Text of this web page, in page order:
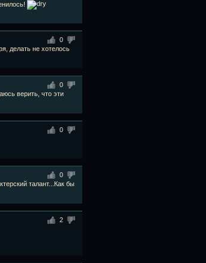
0
делать не хотелось
0
верить, что эти
0
0
талант...Как бы
2